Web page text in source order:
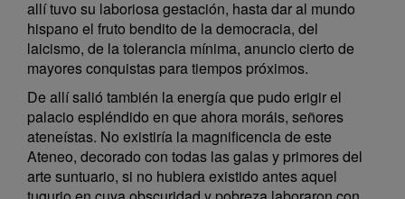
allí tuvo su laboriosa gestación, hasta dar al mundo
hispano el fruto bendito de la democracia, del
laicismo, de la tolerancia mínima, anuncio cierto de
mayores conquistas para tiempos próximos.
De allí salió también la energía que pudo erigir el
palacio espléndido en que ahora moráis, señores
ateneístas. No existiría la magnificencia de este
Ateneo, decorado con todas las galas y primores del
arte suntuario, si no hubiera existido antes aquel